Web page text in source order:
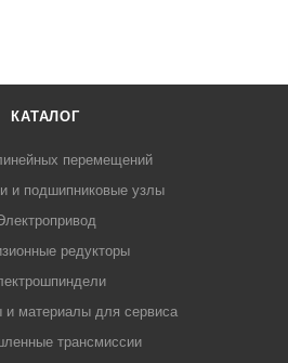
КАТАЛОГ
перемещений
и подшипниковые узлы
редукторы
и материалы для сервиса
трансмиссии